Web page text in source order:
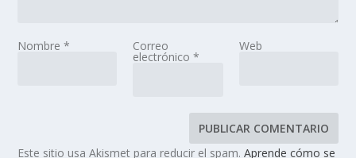
Nombre* Correo
electrónico *
Web
Este sitio usa Akismet para reducir el spam.Aprende cómo se